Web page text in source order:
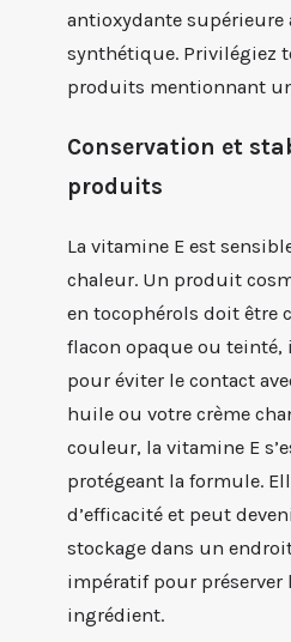
antioxydante supérieure
synthétique. Privilégiez
produits mentionnant
Conservation et
produits
La vitamine E est
chaleur. Un produit
en tocophérols doit être
flacon opaque ou teinté,
pour éviter le contact
huile ou votre crème
couleur, la vitamine E
protégeant la formule.
d’efficacité et peut
stockage dans un
impératif pour préserver
ingrédient.